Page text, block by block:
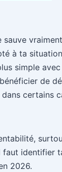
sauve
à ta
simple
de
certains
faut identifier
2026.